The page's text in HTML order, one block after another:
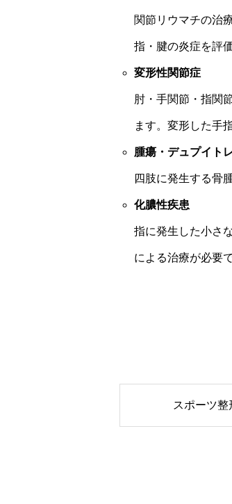
関節リウマチの治
指・腱の炎症を評
変形性関節症
肘・手関節・指関
ます。変形した手
腫瘍・デュプイト
四肢に発生する骨
化膿性疾患
指に発生した小さ
による治療が必要で
スポーツ整